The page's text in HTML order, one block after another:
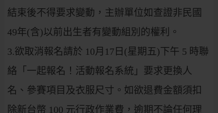
結束後不得要求變動，主辦單位如查證非民國
49年(含)以前出生者有變動組別的權利。
3.欲取消報名請於 10月17日(星期五)下午 5 時聯
絡「一起報名！活動報名系統」要求更換人
名、參賽項目及衣服尺寸。如欲退費金額須扣
除新台幣 100 元行政作業費，逾期不論任何理